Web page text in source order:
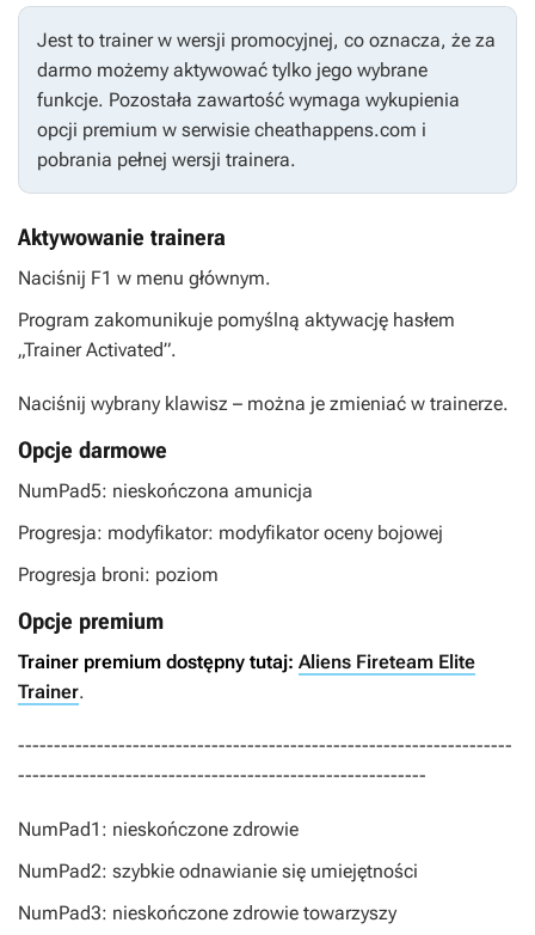
Jest to trainer w wersji promocyjnej, co oznacza, że za
darmo możemy aktywować tylko jego wybrane
funkcje. Pozostała zawartość wymaga wykupienia
opcji premium w serwisie cheathappens.com i
pobrania pełnej wersji trainera.
Aktywowanie trainera
Naciśnij F1 w menu głównym.
Program zakomunikuje pomyślną aktywację hasłem
„Trainer Activated”.
Naciśnij wybrany klawisz – można je zmieniać w trainerze.
Opcje darmowe
NumPad5: nieskończona amunicja
Progresja: modyfikator: modyfikator oceny bojowej
Progresja broni: poziom
Opcje premium
Trainer premium dostępny tutaj: Aliens Fireteam Elite
Trainer.
---------------------------------------------------------------------
---------------------------------------------------------
NumPad1: nieskończone zdrowie
NumPad2: szybkie odnawianie się umiejętności
NumPad3: nieskończone zdrowie towarzyszy